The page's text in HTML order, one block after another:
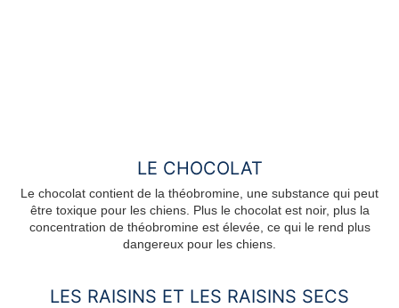
LE CHOCOLAT
Le chocolat contient de la théobromine, une substance qui peut
être toxique pour les chiens. Plus le chocolat est noir, plus la
concentration de théobromine est élevée, ce qui le rend plus
dangereux pour les chiens.
LES RAISINS ET LES RAISINS SECS